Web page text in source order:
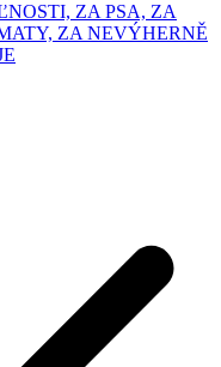
ZA PSA, ZA
ZA NEVÝHERNĚ